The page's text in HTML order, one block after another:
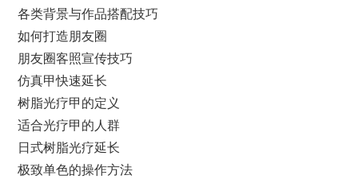
各类背景与作品搭配技巧
如何打造朋友圈
朋友圈客照宣传技巧
仿真甲快速延长
树脂光疗甲的定义
适合光疗甲的人群
日式树脂光疗延长
极致单色的操作方法